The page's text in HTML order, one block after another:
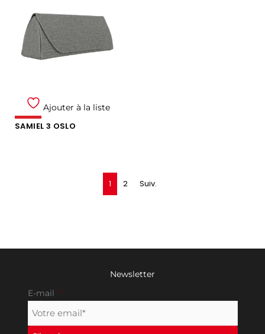
Ajouter à la liste
SAMIEL 3 OSLO
1 2 Suiv.
Newsletter
E-mail *